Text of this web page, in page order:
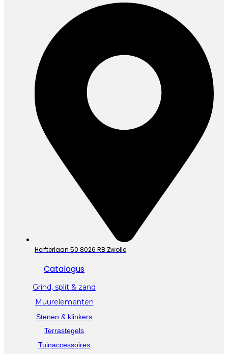
Herfterlaan 50 8026 RB Zwolle
Catalogus
Grind, split & zand
Muurelementen
Stenen & klinkers
Terrastegels
Tuinaccessoires